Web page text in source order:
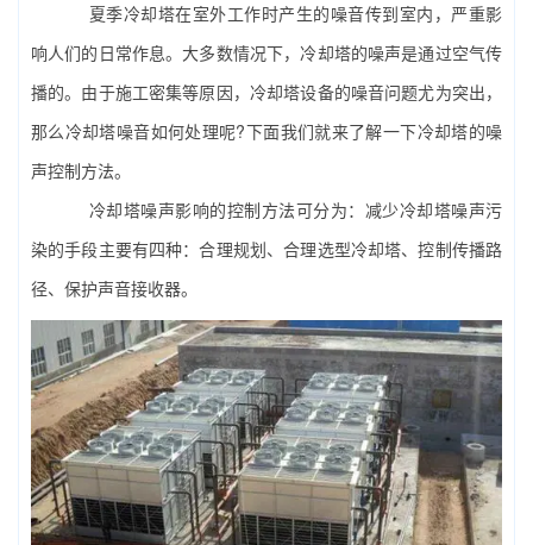
夏季冷却塔在室外工作时产生的噪音传到室内，严重影
响人们的日常作息。大多数情况下，冷却塔的噪声是通过空气传
播的。由于施工密集等原因，冷却塔设备的噪音问题尤为突出，
那么冷却塔噪音如何处理呢?下面我们就来了解一下冷却塔的噪
声控制方法。
冷却塔噪声影响的控制方法可分为：减少冷却塔噪声污
染的手段主要有四种：合理规划、合理选型冷却塔、控制传播路
径、保护声音接收器。